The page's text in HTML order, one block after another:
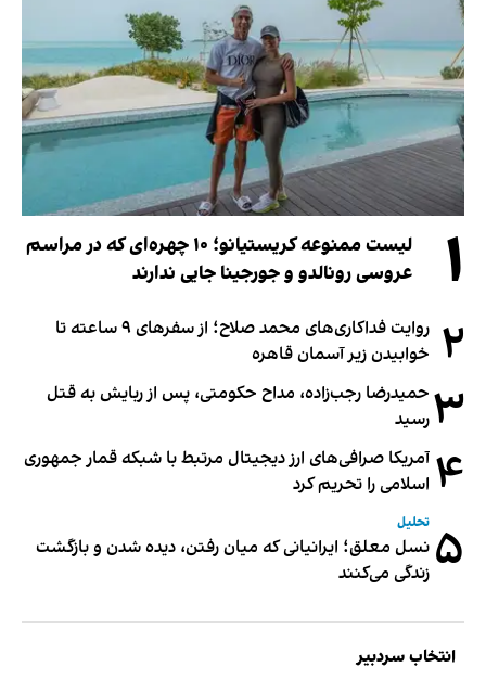
۱
لیست ممنوعه کریستیانو؛ ۱۰ چهره‌ای که در مراسم
عروسی رونالدو و جورجینا جایی ندارند
۲
روایت فداکاری‌های محمد صلاح؛ از سفرهای ۹ ساعته تا
خوابیدن زیر آسمان قاهره
۳ حمیدرضا رجب‌زاده، مداح حکومتی، پس از ربایش به قتل
رسید
۴ آمریکا صرافی‌های ارز دیجیتال مرتبط با شبکه قمار جمهوری
اسلامی را تحریم کرد
۵ تحلیل
نسل معلق؛ ایرانیانی که میان رفتن، دیده شدن و بازگشت
زندگی می‌کنند
انتخاب سردبیر